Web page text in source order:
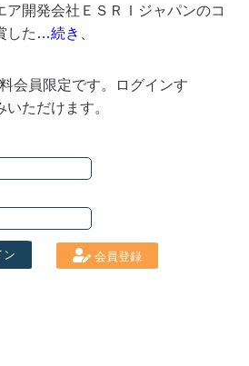
ア開発会社ＥＳＲＩジャパンのコ
した …続き、
会員限定です。ログインす
ただけます。
ン 会員登録